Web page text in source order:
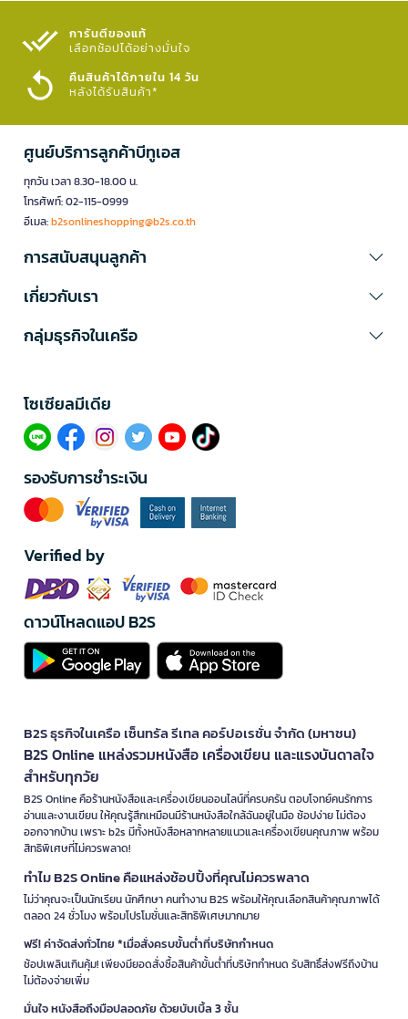
การันตีของแท้
เลือกช้อปได้อย่างมั่นใจ​
คืนสินค้าได้ภายใน 14 วัน
หลังได้รับสินค้า*
ศูนย์บริการลูกค้าบีทูเอส
ทุกวัน เวลา 8.30-18.00 น.
โทรศัพท์: 02-115-0999
อีเมล:b2sonlineshopping@b2s.co.th
การสนับสนุนลูกค้า
เกี่ยวกับเรา
กลุ่มธุรกิจในเครือ
โซเซียลมีเดีย​
รองรับการชำระเงิน
Verified by
ดาวน์โหลดแอป B2S
B2S ธุรกิจในเครือ เซ็นทรัล รีเทล คอร์ปอเรชั่น จำกัด (มหาชน)
B2S Online แหล่งรวมหนังสือ เครื่องเขียน และแรงบันดาลใจ
สำหรับทุกวัย
B2S Online คือร้านหนังสือและเครื่องเขียนออนไลน์ที่ครบครัน ตอบโจทย์คนรักการ
อ่านและงานเขียน ให้คุณรู้สึกเหมือนมีร้านหนังสือใกล้ฉันอยู่ในมือ ช้อปง่าย ไม่ต้อง
ออกจากบ้าน เพราะ b2s มีทั้งหนังสือหลากหลายแนวและเครื่องเขียนคุณภาพ พร้อม
สิทธิพิเศษที่ไม่ควรพลาด!
ทำไม B2S Online คือแหล่งช้อปปิ้งที่คุณไม่ควรพลาด
ไม่ว่าคุณจะเป็นนักเรียน นักศึกษา คนทำงาน B2S พร้อมให้คุณเลือกสินค้าคุณภาพได้
ตลอด 24 ชั่วโมง พร้อมโปรโมชั่นและสิทธิพิเศษมากมาย
ฟรี! ค่าจัดส่งทั่วไทย *เมื่อสั่งครบขั้นต่ำที่บริษัทกำหนด
ช้อปเพลินเกินคุ้ม! เพียงมียอดสั่งซื้อสินค้าขั้นต่ำที่บริษัทกำหนด รับสิทธิ์ส่งฟรีถึงบ้าน
ไม่ต้องจ่ายเพิ่ม
มั่นใจ หนังสือถึงมือปลอดภัย ด้วยบับเบิ้ล 3 ชั้น